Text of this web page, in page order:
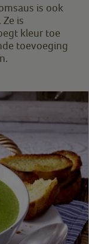
is ook
is
kleur toe
toevoeging